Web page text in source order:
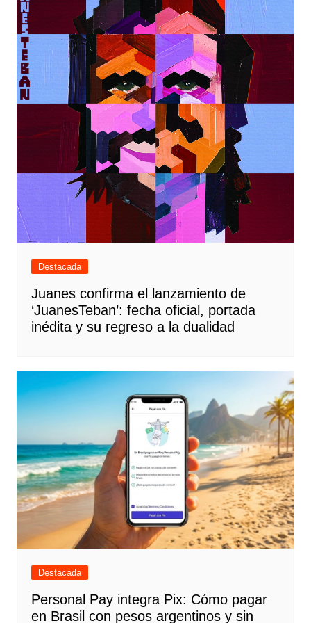
Destacada
Juanes confirma el lanzamiento de
‘JuanesTeban’: fecha oficial, portada
inédita y su regreso a la dualidad
Destacada
Personal Pay integra Pix: Cómo pagar
en Brasil con pesos argentinos y sin